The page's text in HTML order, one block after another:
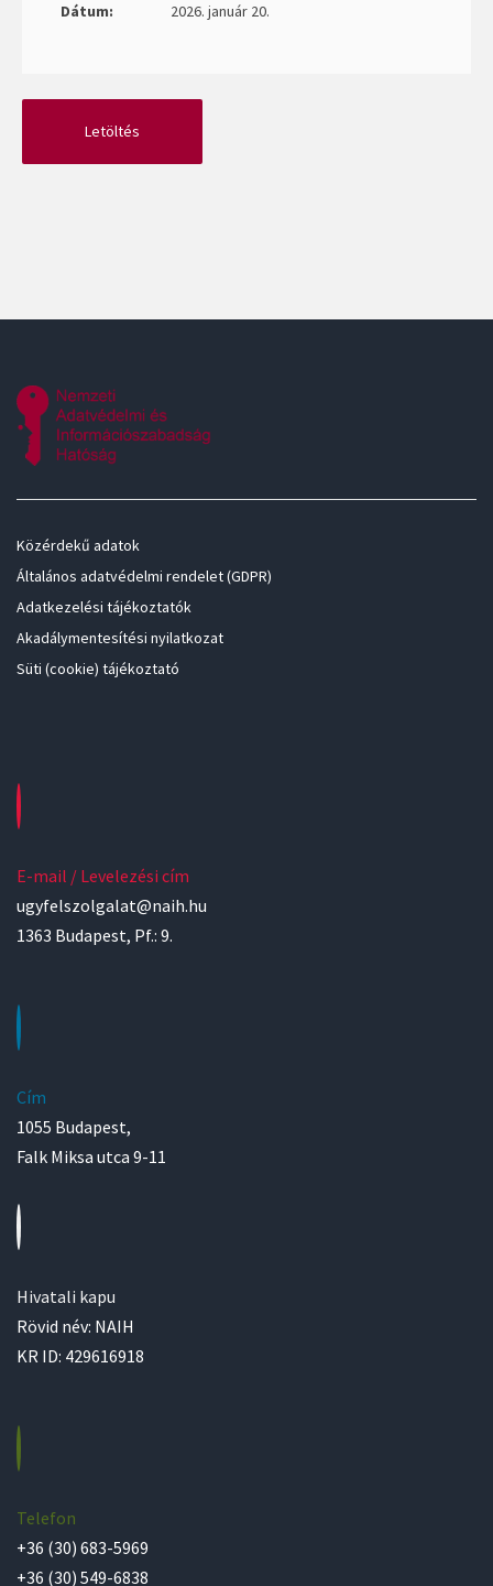
Dátum:
2026. január 20.
Közérdekű adatok
Általános adatvédelmi rendelet (GDPR)
Adatkezelési tájékoztatók
Akadálymentesítési nyilatkozat
Süti (cookie) tájékoztató
E-mail / Levelezési cím
ugyfelszolgalat@naih.hu
1363 Budapest, Pf.: 9.
Cím
1055 Budapest,
Falk Miksa utca 9-11
Hivatali kapu
Rövid név: NAIH
KR ID: 429616918
Telefon
+36 (30) 683-5969
+36 (30) 549-6838